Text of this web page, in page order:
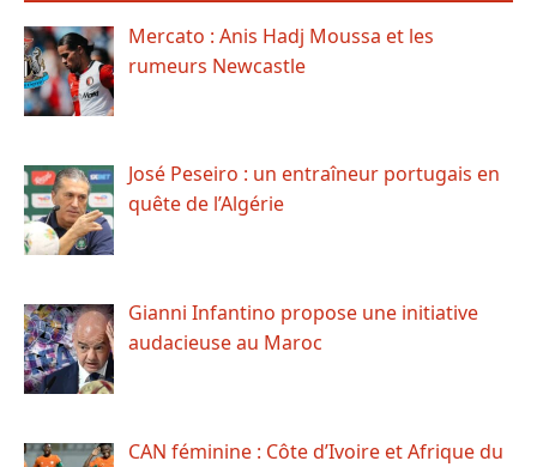
Mercato : Anis Hadj Moussa et les
rumeurs Newcastle
José Peseiro : un entraîneur portugais en
quête de l’Algérie
Gianni Infantino propose une initiative
audacieuse au Maroc
CAN féminine : Côte d’Ivoire et Afrique du